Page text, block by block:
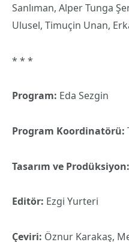
Sanlıman, Alper Tunga
Ulusel, Timuçin Unan,
* * *
Program: Eda Sezgin
Program Koordinatörü:
Tasarım ve Prodüksiyon:
Editör: Ezgi Yurteri
Çeviri: Öznur Karakaş,